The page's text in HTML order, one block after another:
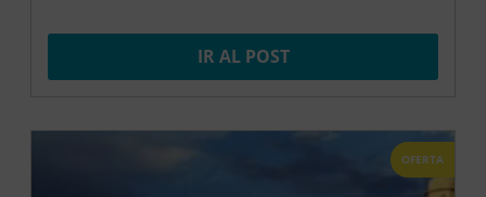
IR AL POST
OFERTA